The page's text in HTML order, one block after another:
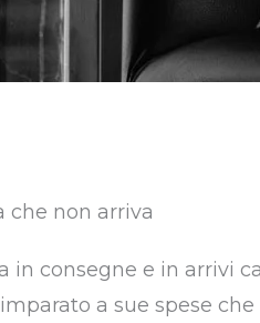
in consegne e in arrivi
a sue spese